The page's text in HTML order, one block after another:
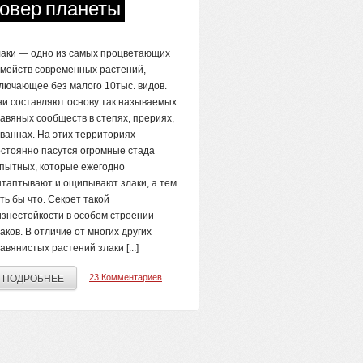
планеты
— одно из самых процветающих
современных растений,
без малого 10тыс. видов.
составляют основу так называемых
сообществ в степях, прериях,
На этих территориях
пасутся огромные стада
которые ежегодно
и ощипывают злаки, а тем
бы что. Секрет такой
в осо­бом строении
В отличие от многих других
растений злаки [...]
ПОДРОБНЕЕ 23 Комментариев